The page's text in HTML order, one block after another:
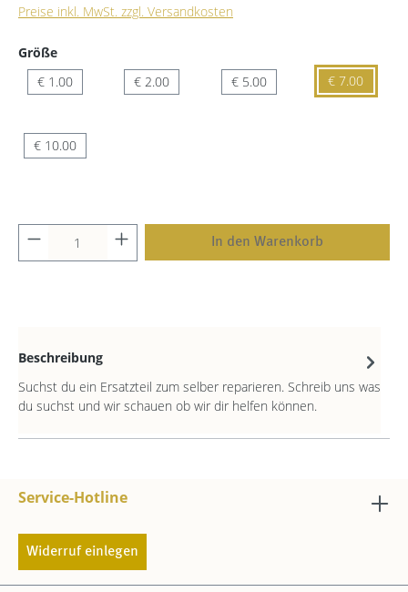
Preise inkl. MwSt. zzgl. Versandkosten
Größe
€ 1.00
€ 2.00 € 5.00 € 7.00
€ 10.00
In den Warenkorb
Beschreibung
Suchst du ein Ersatzteil zum selber reparieren. Schreib uns was
du suchst und wir schauen ob wir dir helfen können.
Service-Hotline
Widerruf einlegen